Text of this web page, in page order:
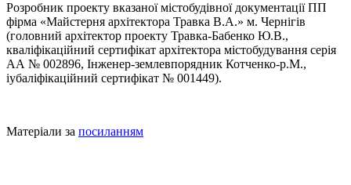
Розробник проекту вказаної містобудівної документації ПП
фірма «Майстерня архітектора Травка В.А.» м. Чернігів
(головний архітектор проекту Травка-Бабенко Ю.В.,
кваліфікаційний сертифікат архітектора містобудування серія
АА № 002896, Інженер-землевпорядник Котченко-р.М.,
іубаліфікаційний сертифікат № 001449).
Матеріали за посиланням